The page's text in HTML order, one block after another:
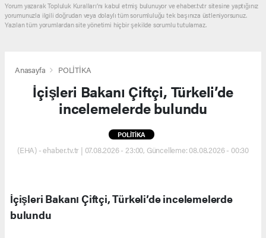
Yorum yazarak Topluluk Kuralları’nı kabul etmiş bulunuyor ve ehaber.tv.tr sitesine yaptığınız
yorumunuzla ilgili doğrudan veya dolaylı tüm sorumluluğu tek başınıza üstleniyorsunuz.
Yazılan tüm yorumlardan site yönetimi hiçbir şekilde sorumlu tutulamaz.
Anasayfa POLİTİKA
İçişleri Bakanı Çiftçi, Türkeli’de
incelemelerde bulundu
POLİTİKA
(EHA) - ehaber.tv.tr | 07.08.2026 - 23:00, Güncelleme: 08.08.2026 - 00:30
İçişleri Bakanı Çiftçi, Türkeli’de incelemelerde
bulundu